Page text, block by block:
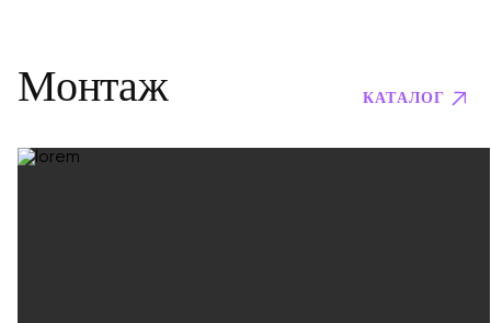
Монтаж КАТАЛОГ